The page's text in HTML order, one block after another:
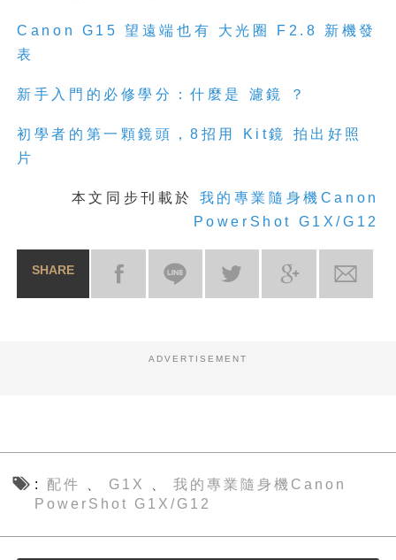
Canon G15 望遠端也有 大光圈 F2.8 新機發
表
新手入門的必修學分：什麼是 濾鏡 ？
初學者的第一顆鏡頭，8招用 Kit鏡 拍出好照
片
本文同步刊載於 我的專業隨身機Canon
PowerShot G1X/G12
SHARE
ADVERTISEMENT
配件 、 G1X 、 我的專業隨身機Canon
PowerShot G1X/G12